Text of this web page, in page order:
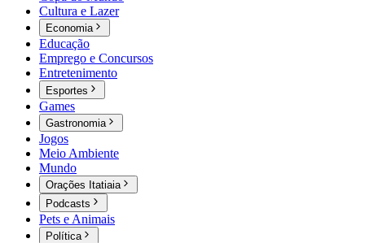
Cultura e Lazer
Economia
Educação
Emprego e Concursos
Entretenimento
Esportes
Games
Gastronomia
Jogos
Meio Ambiente
Mundo
Orações Itatiaia
Podcasts
Pets e Animais
Política